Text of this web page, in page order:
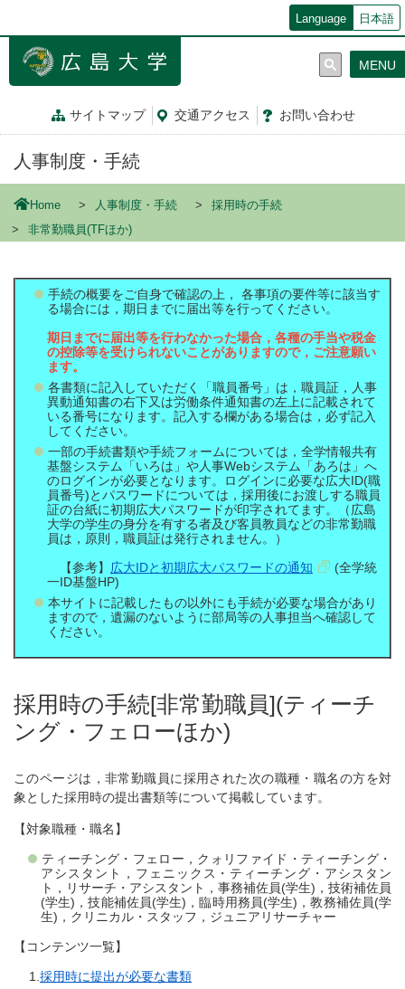
ン
Language 日本語
サイトマップ 交通アクセス お問い合わせ
MENU
人事制度・手続
Home 人事制度・手続
採用時の手続
非常勤職員(TFほか)
手続の概要をご自身で確認の上， 各事項の要件等に該当す
る場合には，期日までに届出等を行ってください。
期日までに届出等を行わなかった場合，各種の手当や税金
の控除等を受けられないことがありますので，ご注意願い
ます。
各書類に記入していただく「職員番号」は，職員証，人事
異動通知書の右下又は労働条件通知書の左上に記載されて
いる番号になります。記入する欄がある場合は，必ず記入
してください。
一部の手続書類や手続フォームについては，全学情報共有
基盤システム「いろは」や人事Webシステム「あろは」へ
のログインが必要となります。ログインに必要な広大ID(職
員番号)とパスワードについては，採用後にお渡しする職員
証の台紙に初期広大パスワードが印字されてます。（広島
大学の学生の身分を有する者及び客員教員などの非常勤職
員は，原則，職員証は発行されません。）
【参考】 広大IDと初期広大パスワードの通知
(全学統
一ID基盤HP)
本サイトに記載したもの以外にも手続が必要な場合があり
ますので，遺漏のないように部局等の人事担当へ確認して
ください。
採用時の手続[非常勤職員](ティーチ
ング・フェローほか)
このページは，非常勤職員に採用された次の職種・職名の方を対
象とした採用時の提出書類等について掲載しています。
【対象職種・職名】
ティーチング・フェロー，クォリファイド・ティーチング・
アシスタント，フェニックス・ティーチング・アシスタン
ト，リサーチ・アシスタント，事務補佐員(学生)，技術補佐員
(学生)，技能補佐員(学生)，臨時用務員(学生)，教務補佐員(学
生)，クリニカル・スタッフ，ジュニアリサーチャー
【コンテンツ一覧】
採用時に提出が必要な書類